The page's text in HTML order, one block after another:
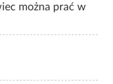
można prać w